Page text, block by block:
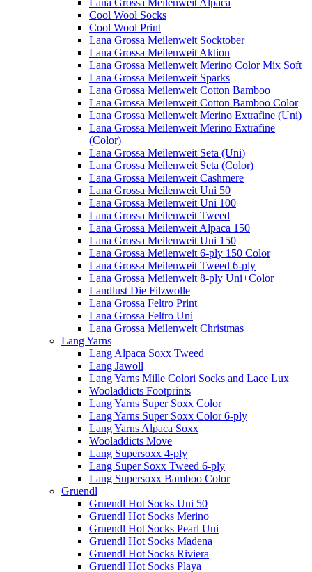
Lana Grossa Meilenweit Alpaca
Cool Wool Socks
Cool Wool Print
Lana Grossa Meilenweit Socktober
Lana Grossa Meilenweit Aktion
Lana Grossa Meilenweit Merino Color Mix Soft
Lana Grossa Meilenweit Sparks
Lana Grossa Meilenweit Cotton Bamboo
Lana Grossa Meilenweit Cotton Bamboo Color
Lana Grossa Meilenweit Merino Extrafine (Uni)
Lana Grossa Meilenweit Merino Extrafine
(Color)
Lana Grossa Meilenweit Seta (Uni)
Lana Grossa Meilenweit Seta (Color)
Lana Grossa Meilenweit Cashmere
Lana Grossa Meilenweit Uni 50
Lana Grossa Meilenweit Uni 100
Lana Grossa Meilenweit Tweed
Lana Grossa Meilenweit Alpaca 150
Lana Grossa Meilenweit Uni 150
Lana Grossa Meilenweit 6-ply 150 Color
Lana Grossa Meilenweit Tweed 6-ply
Lana Grossa Meilenweit 8-ply Uni+Color
Landlust Die Filzwolle
Lana Grossa Feltro Print
Lana Grossa Feltro Uni
Lana Grossa Meilenweit Christmas
Lang Yarns
Lang Alpaca Soxx Tweed
Lang Jawoll
Lang Yarns Mille Colori Socks and Lace Lux
Wooladdicts Footprints
Lang Yarns Super Soxx Color
Lang Yarns Super Soxx Color 6-ply
Lang Yarns Alpaca Soxx
Wooladdicts Move
Lang Supersoxx 4-ply
Lang Super Soxx Tweed 6-ply
Lang Supersoxx Bamboo Color
Gruendl
Gruendl Hot Socks Uni 50
Gruendl Hot Socks Merino
Gruendl Hot Socks Pearl Uni
Gruendl Hot Socks Madena
Gruendl Hot Socks Riviera
Gruendl Hot Socks Playa